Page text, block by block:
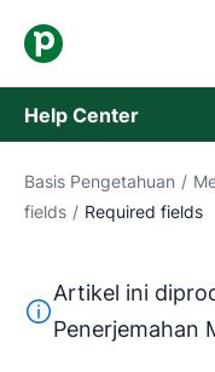
Help Center
Basis Pengetahuan
Hubungi Staf
Basis Pengetahuan /
fields / Required fields
Teks ini
Artikel ini
Penerjemahan